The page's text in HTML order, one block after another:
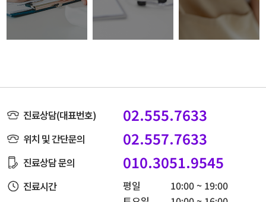
진료상담(대표번호) 02.555.7633
위치 및 간단문의 02.557.7633
진료상담 문의 010.3051.9545
진료시간 평일
10:00 ~ 19:00